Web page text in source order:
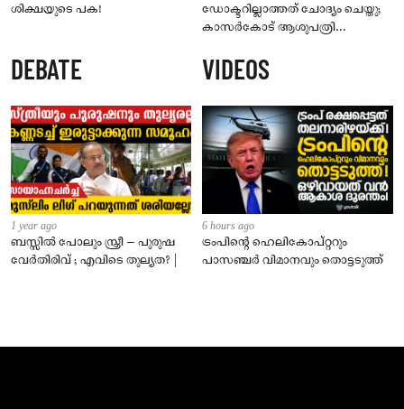
ശിക്ഷയുടെ പക!
ഡോക്ടറില്ലാത്തത് ചോദ്യം ചെയ്തു;
കാസർകോട് ആശുപത്രി
നാട്ടുകാർക്കെതിരെ കേസ്
DEBATE
1 year ago
ബസ്സിൽ പോലും സ്ത്രീ – പുരുഷ
വേർതിരിവ് ; എവിടെ തുല്യത? |
VIDEOS
6 hours ago
ട്രംപിന്റെ ഹെലികോപ്റ്ററും
പാസഞ്ചര്‍ വിമാനവും തൊട്ടടുത്ത്